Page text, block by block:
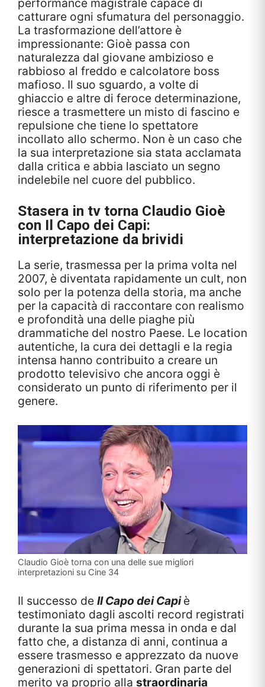
performance magistrale capace di
catturare ogni sfumatura del personaggio.
La trasformazione dell’attore è
impressionante: Gioè passa con
naturalezza dal giovane ambizioso e
rabbioso al freddo e calcolatore boss
mafioso. Il suo sguardo, a volte di
ghiaccio e altre di feroce determinazione,
riesce a trasmettere un misto di fascino e
repulsione che tiene lo spettatore
incollato allo schermo. Non è un caso che
la sua interpretazione sia stata acclamata
dalla critica e abbia lasciato un segno
indelebile nel cuore del pubblico.
Stasera in tv torna Claudio Gioè
con Il Capo dei Capi:
interpretazione da brividi
La serie, trasmessa per la prima volta nel
2007, è diventata rapidamente un cult, non
solo per la potenza della storia, ma anche
per la capacità di raccontare con realismo
e profondità una delle piaghe più
drammatiche del nostro Paese. Le location
autentiche, la cura dei dettagli e la regia
intensa hanno contribuito a creare un
prodotto televisivo che ancora oggi è
considerato un punto di riferimento per il
genere.
Claudio Gioè torna con una delle sue migliori
interpretazioni su Cine 34
Il successo de Il Capo dei Capi è
testimoniato dagli ascolti record registrati
durante la sua prima messa in onda e dal
fatto che, a distanza di anni, continua a
essere trasmesso e apprezzato da nuove
generazioni di spettatori. Gran parte del
merito va proprio alla straordinaria